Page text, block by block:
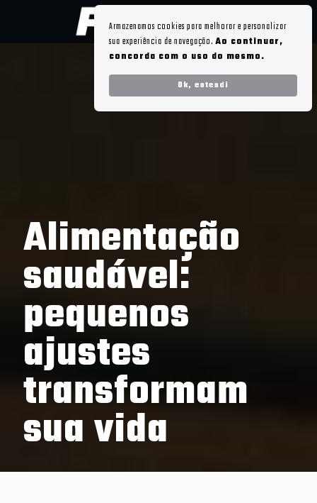
Armazenamos cookies para melhorar e personalizar
sua experiência de navegação. Ao continuar,
concorda com o uso do mesmo.
Ok, entendi
Alimentação
saudável:
pequenos
ajustes
transformam
sua vida